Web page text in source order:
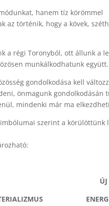
hanem tíz körömmel
az történik, hogy a kövek,
a régi Toronyból, ott állunk a
munkálkodhatunk együtt.
gondolkodása kell
önmagunk gondolkodásán
mindenki már ma
szerint a körülöttünk
ÚJ